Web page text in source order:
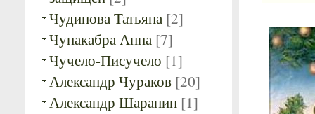
Чудинова Татьяна [2]
Чупакабра Анна [7]
Чучело-Писучело [1]
Александр Чураков [20]
Александр Шаранин [1]